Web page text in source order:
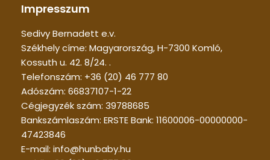
Impresszum
Sedivy Bernadett e.v.
Székhely címe: Magyarország, H-7300 Komló,
Kossuth u. 42. 8/24. .
Telefonszám: +36 (20) 46 777 80
Adószám: 66837107-1-22
Cégjegyzék szám: 39788685
Bankszámlaszám: ERSTE Bank: 11600006-00000000-
47423846
E-mail: info@hunbaby.hu